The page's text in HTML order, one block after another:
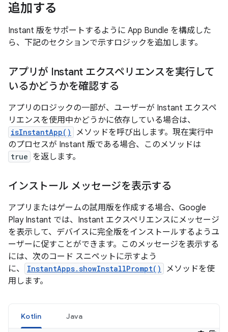
追加する
Instant 版をサポートするように App Bundle を構成した
ら、下記のセクションで示すロジックを追加します。
アプリが Instant エクスペリエンスを実行して
いるかどうかを確認する
アプリのロジックの一部が、ユーザーが Instant エクスペ
リエンスを使用中かどうかに依存している場合は、
isInstantApp()
メソッドを呼び出します。現在実行中
のプロセスが Instant 版である場合、このメソッドは
true を返します。
インストール メッセージを表示する
アプリまたはゲームの試用版を作成する場合、Google
Play Instant では、Instant エクスペリエンスにメッセージ
を表示して、デバイスに完全版をインストールするようユ
ーザーに促すことができます。このメッセージを表示する
には、次のコード スニペットに示すよう
に、
InstantApps.showInstallPrompt()
メソッドを使
用します。
Kotlin Java